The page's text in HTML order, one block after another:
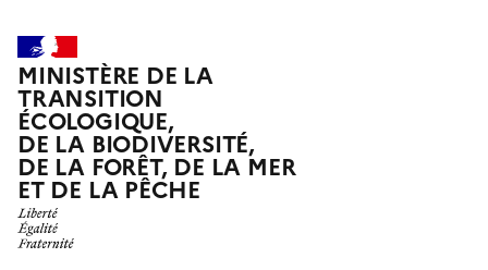
MINISTÈRE DE LA
TRANSITION
ÉCOLOGIQUE,
DE LA BIODIVERSITÉ,
DE LA FORÊT, DE LA MER
ET DE LA PÊCHE